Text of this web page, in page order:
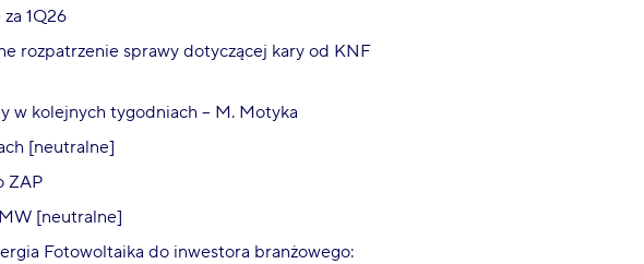
1Q26
rozpatrzenie sprawy dotyczącej kary od KNF
w kolejnych tygodniach – M. Motyka
[neutralne]
ZAP
[neutralne]
Fotowoltaika do inwestora branżowego: